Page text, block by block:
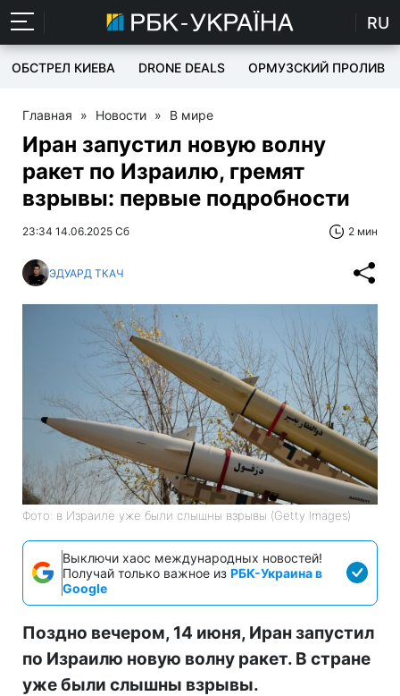
RU
ОБСТРЕЛ КИЕВА DRONE DEALS ОРМУЗСКИЙ ПРОЛИВ
Главная » Новости » В мире
Иран запустил новую волну
ракет по Израилю, гремят
взрывы: первые подробности
23:34 14.06.2025 Сб 2 мин
ЭДУАРД ТКАЧ
Фото: в Израиле уже были слышны взрывы (Getty Images)
Выключи хаос международных новостей!
Получай только важное из РБК-Украина в
Google
Поздно вечером, 14 июня, Иран запустил
по Израилю новую волну ракет. В стране
уже были слышны взрывы.